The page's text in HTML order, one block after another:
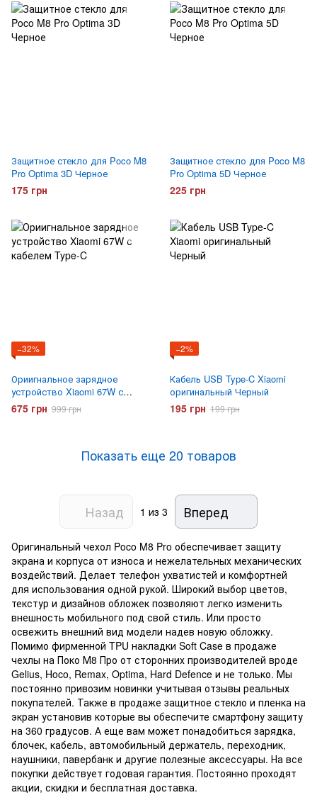
Защитное стекло для Poco M8
Pro Optima 3D Черное
175 грн
Защитное стекло для Poco M8
Pro Optima 5D Черное
225 грн
−32%
Ориигнальное зарядное
устройство Xiaomi 67W с
кабелем Type-C
675 грн 999 грн
−2%
Кабель USB Type-C Xiaomi
оригинальный Черный
195 грн 199 грн
Показать еще 20 товаров
Назад 1 из 3 Вперед
Оригинальный чехол Poco M8 Pro обеспечивает защиту
экрана и корпуса от износа и нежелательных механических
воздействий. Делает телефон ухватистей и комфортней
для использования одной рукой. Широкий выбор цветов,
текстур и дизайнов обложек позволяют легко изменить
внешность мобильного под свой стиль. Или просто
освежить внешний вид модели надев новую обложку.
Помимо фирменной TPU накладки Soft Case в продаже
чехлы на Поко М8 Про от сторонних производителей вроде
Gelius, Hoco, Remax, Optima, Hard Defence и не только. Мы
постоянно привозим новинки учитывая отзывы реальных
покупателей. Также в продаже защитное стекло и пленка на
экран установив которые вы обеспечите смартфону защиту
на 360 градусов. А еще вам может понадобиться зарядка,
блочек, кабель, автомобильный держатель, переходник,
наушники, павербанк и другие полезные аксессуары. На все
покупки действует годовая гарантия. Постоянно проходят
акции, скидки и бесплатная доставка.